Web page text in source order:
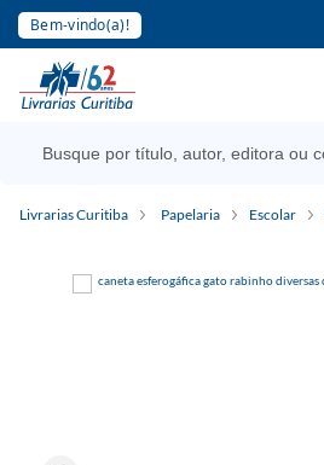
Bem-vindo(a)!
Livrarias Curitiba Papelaria Escolar